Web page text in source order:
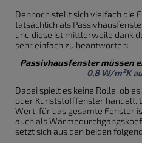
Dennoch stellt sich vielfach die
tatsächlich als
und diese ist mittlerweile dank
sehr einfach zu beantworten:
Passivhausfenster müssen
0,8 W/m²K
Dabei spielt es keine Rolle, ob
oder Kunststofffenster handelt.
Wert, für das gesamte Fenster
auch als
setzt sich aus den beiden